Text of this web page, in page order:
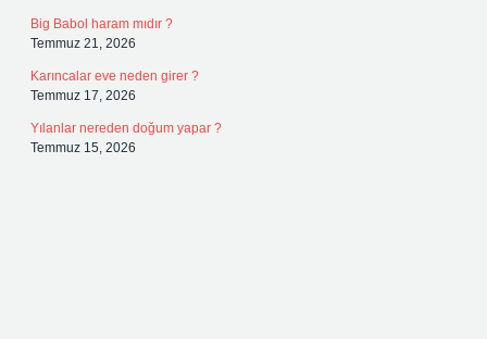
Big Babol haram mıdır ?
Temmuz 21, 2026
Karıncalar eve neden girer ?
Temmuz 17, 2026
Yılanlar nereden doğum yapar ?
Temmuz 15, 2026